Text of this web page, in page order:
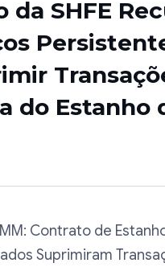
SHFE
do Estanho
Contrato de
Suprimiram